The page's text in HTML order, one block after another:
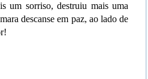
um sorriso, destruiu mais uma
descanse em paz, ao lado de